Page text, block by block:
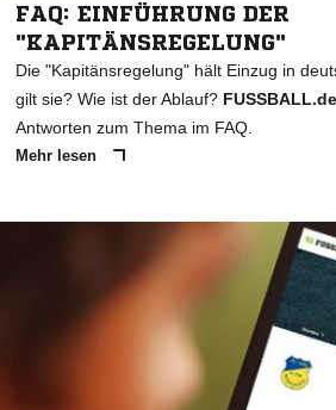
FAQ: EINFÜHRUNG DER
"KAPITÄNSREGELUNG"
Die "Kapitänsregelung" hält Einzug in
gilt sie? Wie ist der Ablauf? FUSSBALL.de
Antworten zum Thema im FAQ.
Mehr lesen